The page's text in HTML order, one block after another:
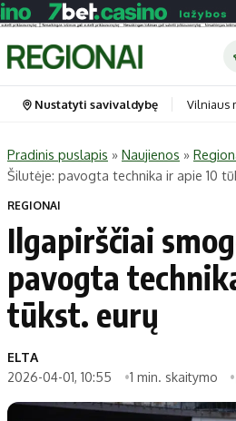
Portalas
Pradinis puslapis
Savivaldybės
Naujausi
Lietuva
Pasaulis
Politika
Patarimai
Nustatyti savivaldybę Vilniaus
Pradinis puslapis » Naujienos »
Šilutėje: pavogta technika ir apie 10
REGIONAI
Ilgapirščiai
pavogta
tūkst. eurų
ELTA
2026-04-01, 10:55
1 min. skaitymo